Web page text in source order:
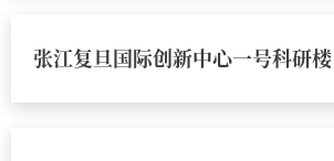
张江复旦国际创新中心一号科研楼